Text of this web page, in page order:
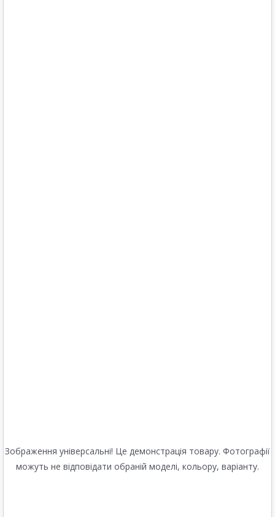
Зображення універсальні! Це демонстрація товару. Фотографії
можуть не відповідати обраній моделі, кольору, варіанту.